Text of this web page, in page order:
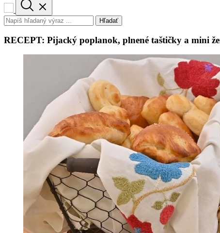
Hľadať
RECEPT: Pijacký poplanok, plnené taštičky a mini